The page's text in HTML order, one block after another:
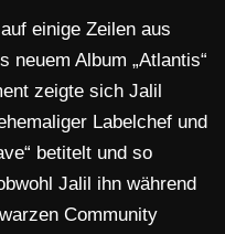
einige Zeilen aus
neuem Album „Atlantis“
zeigte sich Jalil
Labelchef und
betitelt und so
Jalil ihn während
Community